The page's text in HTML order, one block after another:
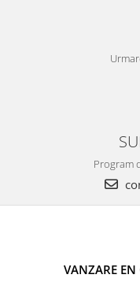
Program
VANZARE